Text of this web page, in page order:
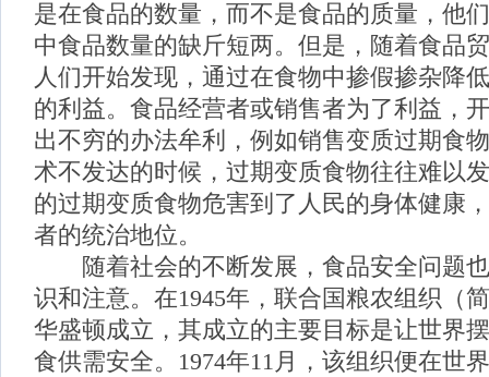
是在食品的数量，而不是食品的质量，他
中食品数量的缺斤短两。但是，随着食品
人们开始发现，通过在食物中掺假掺杂降
的利益。食品经营者或销售者为了利益，
出不穷的办法牟利，例如销售变质过期食
术不发达的时候，过期变质食物往往难以
的过期变质食物危害到了人民的身体健康
者的统治地位。
随着社会的不断发展，食品安全问题也
识和注意。在1945年，联合国粮农组织（
华盛顿成立，其成立的主要目标是让世界
食供需安全。1974年11月，该组织便在世